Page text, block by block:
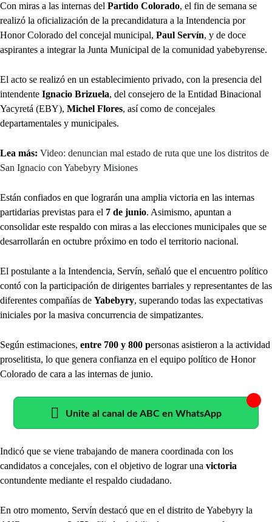
Con miras a las internas del Partido Colorado, el fin de semana se
realizó la oficialización de la precandidatura a la Intendencia por
Honor Colorado del concejal municipal, Paul Servín, y de doce
aspirantes a integrar la Junta Municipal de la comunidad yabebyrense.
El acto se realizó en un establecimiento privado, con la presencia del
intendente Ignacio Brizuela, del consejero de la Entidad Binacional
Yacyretá (EBY), Michel Flores, así como de concejales
departamentales y municipales.
Lea más: Video: denuncian mal estado de ruta que une los distritos de
San Ignacio con Yabebyry Misiones
Están confiados en que lograrán una amplia victoria en las internas
partidarias previstas para el 7 de junio. Asimismo, apuntan a
consolidar este respaldo con miras a las elecciones municipales que se
desarrollarán en octubre próximo en todo el territorio nacional.
El postulante a la Intendencia, Servín, señaló que el encuentro político
contó con la participación de dirigentes barriales y representantes de las
diferentes compañías de Yabebyry, superando todas las expectativas
iniciales por la masiva concurrencia de simpatizantes.
Según estimaciones, entre 700 y 800 personas asistieron a la actividad
proselitista, lo que genera confianza en el equipo político de Honor
Colorado de cara a las internas de junio.
Unite al canal de ABC en WhatsApp
Indicó que se viene trabajando de manera coordinada con los
candidatos a concejales, con el objetivo de lograr una victoria
contundente mediante el respaldo ciudadano.
En otro momento, Servín destacó que en el distrito de Yabebyry la